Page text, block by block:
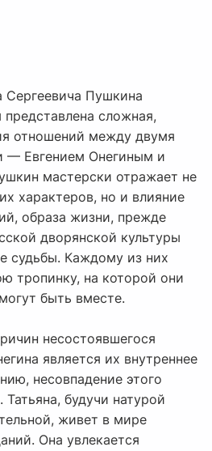
Сергеевича Пушкина
сложная,
отношений между двумя
— Евгением Онегиным и
мастерски отражает не
характеров, но и влияние
образа жизни, прежде
дворянской культуры
судьбы. Каждому из них
тропинку, на которой они
быть вместе.
несостоявшегося
является их внутреннее
несовпадение этого
будучи натурой
живет в мире
Она увлекается